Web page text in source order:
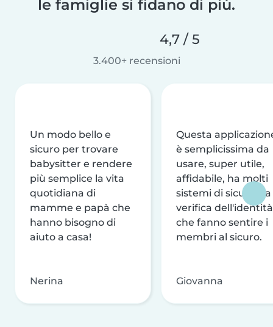
le famiglie si fidano di più.
4,7 / 5
3.400+ recensioni
Un modo bello e
sicuro per trovare
babysitter e rendere
più semplice la vita
quotidiana di
mamme e papà che
hanno bisogno di
aiuto a casa!
Nerina
Questa
è semplicissima da
usare, super utile,
affidabile, ha molti
sistemi di sicurezza
verifica dell'identità
che fanno sentire i
membri al sicuro.
Giovanna